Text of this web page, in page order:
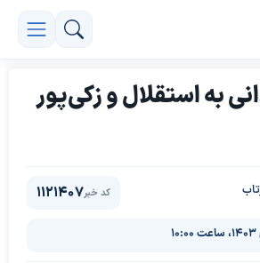
به استقلال و زکی‌پور
کد خبر1121407